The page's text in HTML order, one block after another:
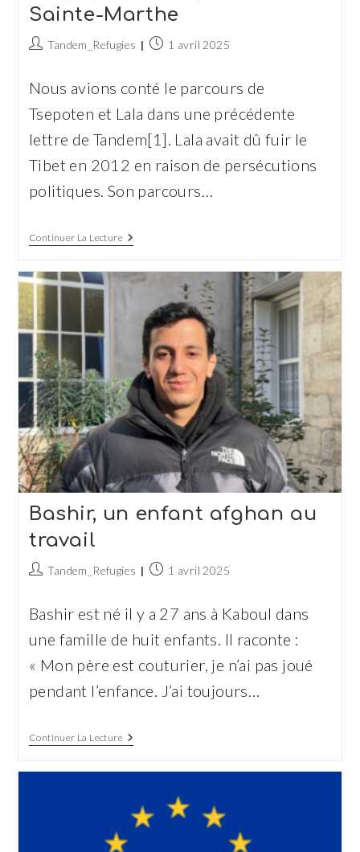
Sainte-Marthe
Auteur/autrice
publication :
Tandem_Refugies
Publication
1 avril 2025
Nous avions conté le parcours de
Tsepoten et Lala dans une précédente
lettre de Tandem[1]. Lala avait dû fuir le
Tibet en 2012 en raison de persécutions
politiques. Son parcours…
Continuer La LectureDu
Pays
Neiges
À
Sainte-
Marthe
Bashir, un enfant afghan au
travail
Auteur/autrice
publication :
Tandem_Refugies
Publication
1 avril 2025
Bashir est né il y a 27 ans à Kaboul dans
une famille de huit enfants. Il raconte :
« Mon père est couturier, je n’ai pas joué
pendant l’enfance. J’ai toujours…
Continuer La LectureBashir,
Un
Afghan